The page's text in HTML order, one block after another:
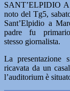
SANT’ELPIDIO
noto del Tg5,
Sant’Elpidio a
padre fu
stesso giornalista.
La presentazione
ricavata da un
l’auditorium è